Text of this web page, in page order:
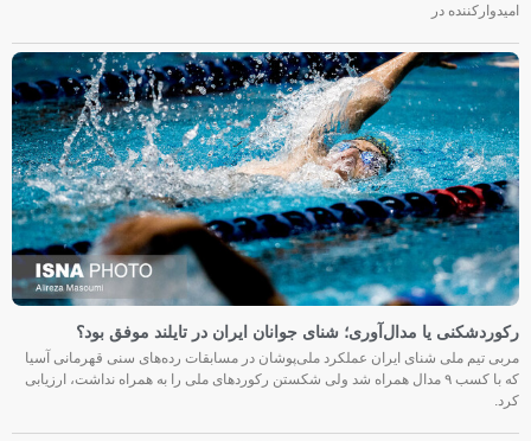
امیدوارکننده در
رکوردشکنی یا مدال‌آوری؛ شنای جوانان ایران در تایلند موفق بود؟
مربی تیم ملی شنای ایران عملکرد ملی‌پوشان در مسابقات رده‌های سنی قهرمانی آسیا
که با کسب ۹ مدال همراه شد ولی شکستن رکوردهای ملی را به همراه نداشت، ارزیابی
کرد.